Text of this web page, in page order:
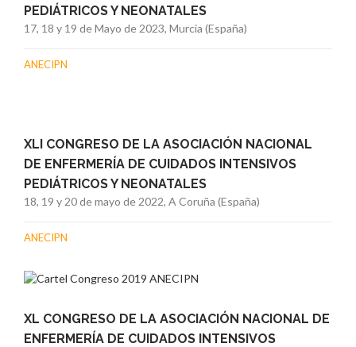
PEDIÁTRICOS Y NEONATALES
17, 18 y 19 de Mayo de 2023, Murcia (España)
ANECIPN
XLI CONGRESO DE LA ASOCIACIÓN NACIONAL
DE ENFERMERÍA DE CUIDADOS INTENSIVOS
PEDIÁTRICOS Y NEONATALES
18, 19 y 20 de mayo de 2022, A Coruña (España)
ANECIPN
XL CONGRESO DE LA ASOCIACIÓN NACIONAL DE
ENFERMERÍA DE CUIDADOS INTENSIVOS